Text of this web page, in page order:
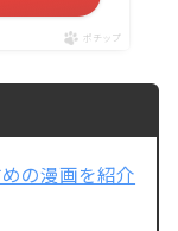
ポチップ
の漫画を紹介